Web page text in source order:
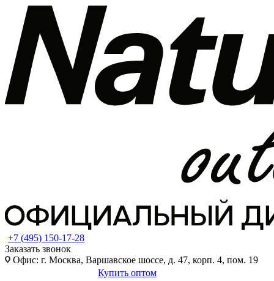
+7 (495) 150-17-28
Заказать звонок
Офис: г. Москва, Варшавское шоссе, д. 47, корп. 4, пом. 19
Купить оптом